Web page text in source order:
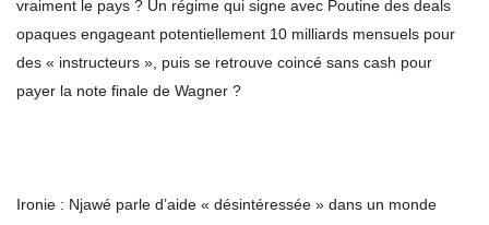
vraiment le pays ? Un régime qui signe avec Poutine des deals
opaques engageant potentiellement 10 milliards mensuels pour
des « instructeurs », puis se retrouve coincé sans cash pour
payer la note finale de Wagner ?
Ironie : Njawé parle d’aide « désintéressée » dans un monde